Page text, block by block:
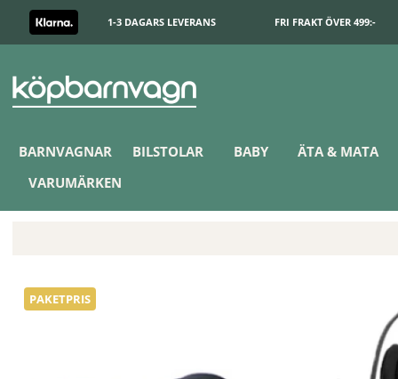
1-3 DAGARS LEVERANS FRI FRAKT ÖVER 499:-
BARNVAGNAR BILSTOLAR BABY
ÄTA & MATA
VARUMÄRKEN
PAKETPRIS
Crescent Prestige 2 Exklusive Inkl. Cybex Cloud T